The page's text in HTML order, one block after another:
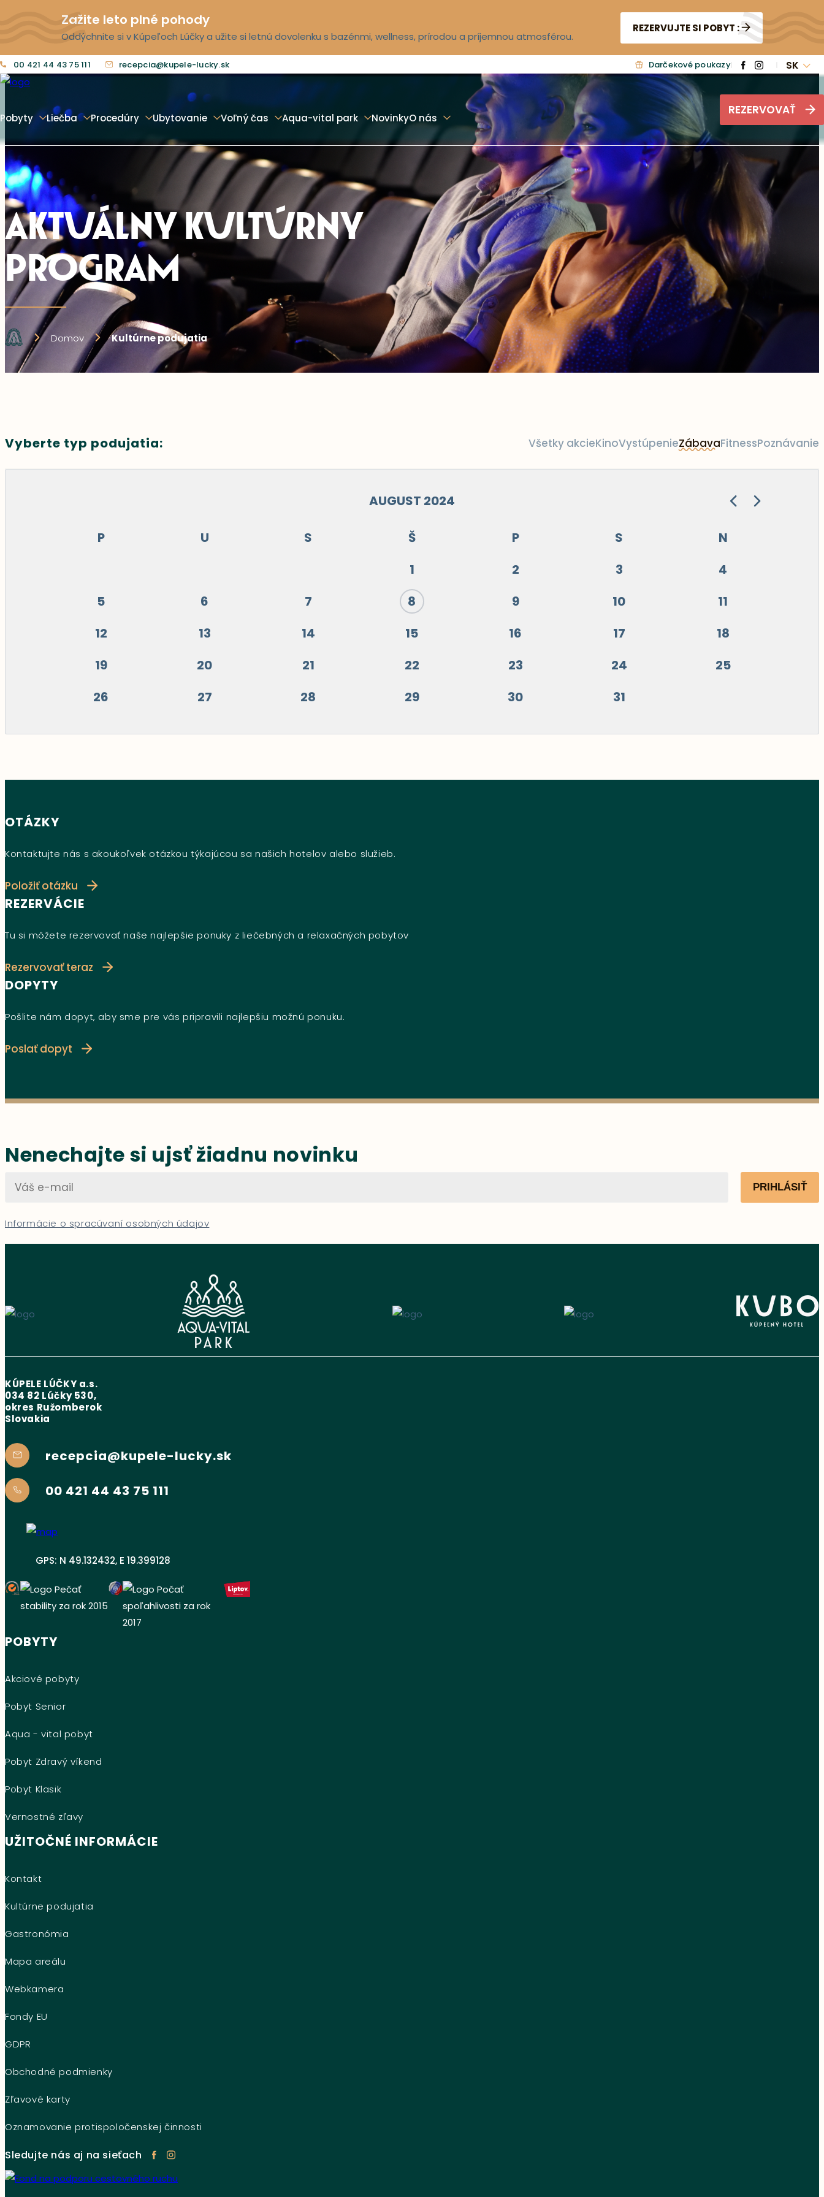
Zažite leto plné pohody
Oddýchnite si v Kúpeľoch Lúčky a užite si letnú dovolenku s bazénmi, wellness, prírodou a príjemnou atmosférou.
REZERVUJTE SI POBYT :
00 421 44 43 75 111 recepcia@kupele-lucky.sk Darčekové poukazy SK
Pobyty Liečba Procedúry Ubytovanie Voľný čas Aqua-vital park NovinkyO nás
REZERVOVAŤ
AKTUÁLNY KULTÚRNY
PROGRAM
Domov Kultúrne podujatia
Vyberte typ podujatia: Všetky akcieKinoVystúpenieZábavaFitnessPoznávanie
AUGUST 2024
P U S Š P S
N
1
2 3
4
5
6 7 8 9 10
11
12
13 14 15 16 17
18
19
20 21 22 23 24
25
26
27 28 29 30 31
OTÁZKY
Kontaktujte nás s akoukoľvek otázkou týkajúcou sa našich hotelov alebo služieb.
Položiť otázku
REZERVÁCIE
Tu si môžete rezervovať naše najlepšie ponuky z liečebných a relaxačných pobytov
Rezervovať teraz
DOPYTY
Pošlite nám dopyt, aby sme pre vás pripravili najlepšiu možnú ponuku.
Poslať dopyt
Nenechajte si ujsť žiadnu novinku
PRIHLÁSIŤ
Informácie o spracúvaní osobných údajov
KÚPELE LÚČKY a.s.
034 82 Lúčky 530,
okres Ružomberok
Slovakia
recepcia@kupele-lucky.sk
00 421 44 43 75 111
GPS: N 49.132432, E 19.399128
POBYTY
Akciové pobyty
Pobyt Senior
Aqua - vital pobyt
Pobyt Zdravý víkend
Pobyt Klasik
Vernostné zľavy
UŽITOČNÉ INFORMÁCIE
Kontakt
Kultúrne podujatia
Gastronómia
Mapa areálu
Webkamera
Fondy EU
GDPR
Obchodné podmienky
Zľavové karty
Oznamovanie protispoločenskej činnosti
Sledujte nás aj na sieťach